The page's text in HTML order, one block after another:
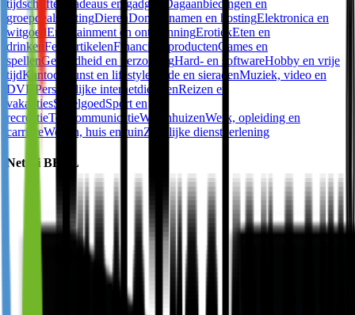
tijdschriften
Cadeaus en gadgets
Dagaanbiedingen en
groepdeals
DatingDierenDomeinnamen en hostingElektronica en
witgoedEntertainment en ontspanningErotiekEten en
drinken FeestartikelenFinanciële productenGames en
spellenGezondheid en verzorgingHard- en softwareHobby en vrije
tijdKantoor Kunst en lifestyle Mode en sieradenMuziek, video en
DVD Persoonlijke internetdienstenReizen en
vakantiesSpeelgoedSport en
recreatieTelecommunicatieWarenhuizenWerk, opleiding en
carrièreWonen, huis en tuinZakelijke dienstverlening
Netski BENL